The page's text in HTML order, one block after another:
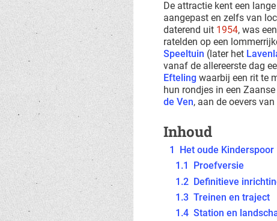
De attractie kent een
aangepast en zelfs van
daterend uit 1954, was
ratelden op een
Speeltuin (later het
vanaf de allereerste dag
Efteling waarbij een rit te
hun rondjes in een
de Ven, aan de oevers van
Inhoud
1
Het oude Kinderspoor
1.1
Proefversie
1.2 Definitieve
1.3 Treinen en traject
1.4 Station en